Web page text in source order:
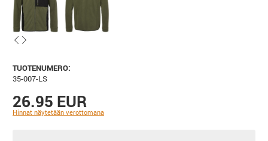
TUOTENUMERO:
35-007-LS
26.95 EUR
Hinnat näytetään verottomana